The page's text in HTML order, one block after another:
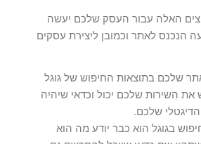
האלה עבור העסק שלכם יעשה
הנכנס לאתר וכמובן ליצירת עסקים
שלכם בתוצאות החיפוש של גוגל
השירות שלכם יכול וכדאי שיהיה
שלכם.
בגוגל הוא כבר יודע מה הוא